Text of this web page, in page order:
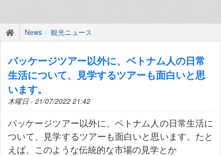
News 観光ニュース
パッケージツアー以外に、ベトナム人の日常
生活について、見学するツアーも面白いと思
います。
木曜日 - 21/07/2022 21:42
パッケージツアー以外に、ベトナム人の日常生活に
ついて、見学するツアーも面白いと思います。たと
えば、このような伝統的な市場の見学とか